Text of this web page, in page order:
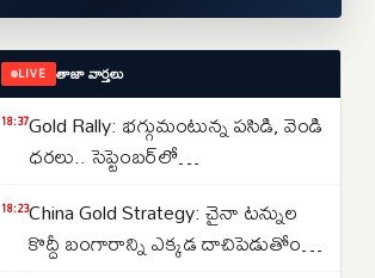
LIVE తాజా వార్తలు
18:37Gold Rally: భగ్గుమంటున్న పసిడి, వెండి
ధరలు.. సెప్టెంబర్‌లో
18:23China Gold Strategy: చైనా టన్నుల
కొద్దీ బంగారాన్ని ఎక్కడ దాచిపెడుతోందో